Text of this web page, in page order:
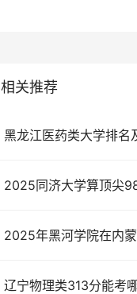
相关推荐
黑龙江医药类大学排名
2025同济大学算顶尖
2025年黑河学院在内
辽宁物理类313分能考